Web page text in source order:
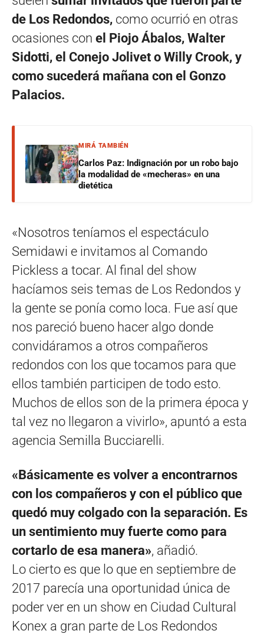
de Los Redondos, como ocurrió en otras
ocasiones con el Piojo Ábalos, Walter
Sidotti, el Conejo Jolivet o Willy Crook, y
como sucederá mañana con el Gonzo
Palacios.
MIRÁ TAMBIÉN
Carlos Paz: Indignación por un robo bajo
la modalidad de «mecheras» en una
dietética
«Nosotros teníamos el espectáculo
Semidawi e invitamos al Comando
Pickless a tocar. Al final del show
hacíamos seis temas de Los Redondos y
la gente se ponía como loca. Fue así que
nos pareció bueno hacer algo donde
convidáramos a otros compañeros
redondos con los que tocamos para que
ellos también participen de todo esto.
Muchos de ellos son de la primera época y
tal vez no llegaron a vivirlo», apuntó a esta
agencia Semilla Bucciarelli.
«Básicamente es volver a encontrarnos
con los compañeros y con el público que
quedó muy colgado con la separación. Es
un sentimiento muy fuerte como para
cortarlo de esa manera», añadió.
Lo cierto es que lo que en septiembre de
2017 parecía una oportunidad única de
poder ver en un show en Ciudad Cultural
Konex a gran parte de Los Redondos